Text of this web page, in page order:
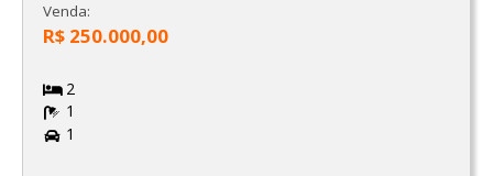
Venda:
R$ 250.000,00
2
1
1